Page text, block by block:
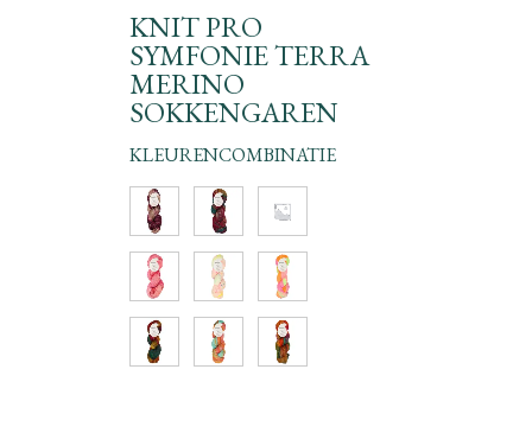
KNIT PRO
SYMFONIE TERRA
MERINO
SOKKENGAREN
KLEURENCOMBINATIE